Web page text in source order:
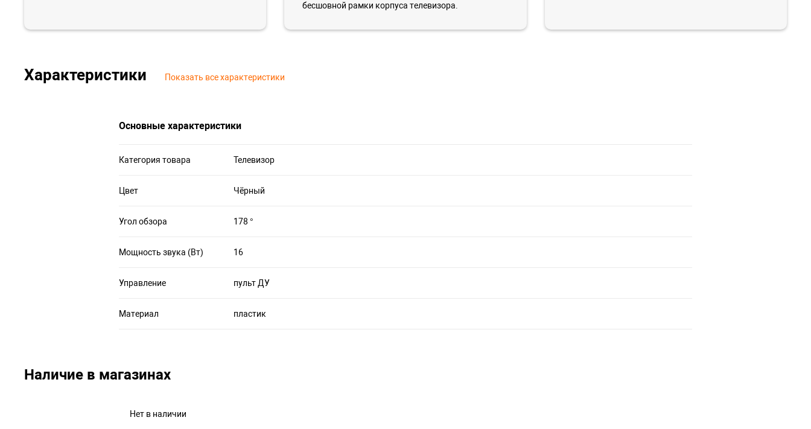
бесшовной рамки корпуса телевизора.
Характеристики Показать все характеристики
Основные характеристики
Категория товара Телевизор
Цвет Чёрный
Угол обзора 178 °
Мощность звука (Вт) 16
Управление пульт ДУ
Материал пластик
Наличие в магазинах
Нет в наличии